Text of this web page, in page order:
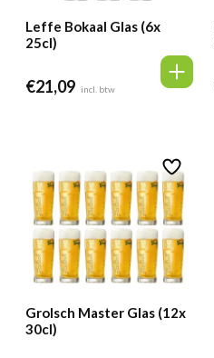
Leffe Bokaal Glas (6x
25cl)
€21,09 incl. btw
Grolsch Master Glas (12x
30cl)